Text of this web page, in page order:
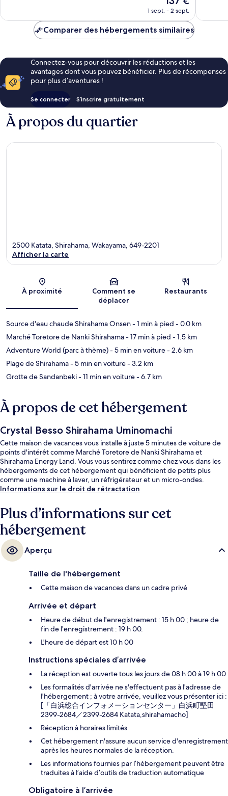
nouveau
est
de
1 sept. - 2 sept.
Comparer des hébergements similaires
Connectez-vous pour découvrir les réductions et les
avantages dont vous pouvez bénéficier. Plus de récompenses
pour plus d’aventures !
Se connecter S’inscrire gratuitement
À propos du quartier
Carte
2500 Katata, Shirahama, Wakayama, 649-2201
Afficher la carte
À proximité
Comment se
déplacer
Restaurants
Source d'eau chaude Shirahama Onsen- 1 min à pied - 0.0 km
Marché Toretore de Nanki Shirahama- 17 min à pied - 1.5 km
Adventure World (parc à thème)- 5 min en voiture- 2.6 km
Plage de Shirahama- 5 min en voiture- 3.2 km
Grotte de Sandanbeki- 11 min en voiture- 6.7 km
À propos de cet hébergement
Crystal Besso Shirahama Uminomachi
Cette maison de vacances vous installe à juste 5 minutes de voiture de
points d'intérêt comme Marché Toretore de Nanki Shirahama et
Shirahama Energy Land. Vous vous sentirez comme chez vous dans les
hébergements de cet hébergement qui bénéficient de petits plus
comme une machine à laver, un réfrigérateur et un micro-ondes.
Informations sur le droit de rétractation
Plus d’informations sur cet
hébergement
Aperçu
Taille de l'hébergement
Cette maison de vacances dans un cadre privé
Arrivée et départ
Heure de début de l'enregistrement : 15 h 00 ; heure de
fin de l'enregistrement : 19 h 00.
L'heure de départ est 10 h 00
Instructions spéciales d’arrivée
La réception est ouverte tous les jours de 08 h 00 à 19 h 00
Les formalités d'arrivée ne s'effectuent pas à l'adresse de
l'hébergement ; à votre arrivée, veuillez vous présenter ici :
[「白浜総合インフォメーションセンター」白浜町堅田
2399-2684／2399-2684 Katata,shirahamacho]
Réception à horaires limités
Cet hébergement n'assure aucun service d'enregistrement
après les heures normales de la réception.
Les informations fournies par l’hébergement peuvent être
traduites à l’aide d’outils de traduction automatique
Obligatoire à l’arrivée